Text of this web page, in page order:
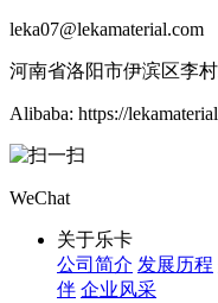
leka07@lekamaterial.com
河南省洛阳市伊滨区李
Alibaba: https://
WeChat
关于乐卡
公司简介 发展历程
伴 企业风采